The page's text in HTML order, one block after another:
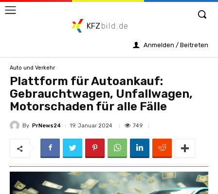
KFZ bild.de
Anmelden / Beitreten
Auto und Verkehr
Plattform für Autoankauf:
Gebrauchtwagen, Unfallwagen,
Motorschaden für alle Fälle
By PrNews24 19. Januar 2024 749